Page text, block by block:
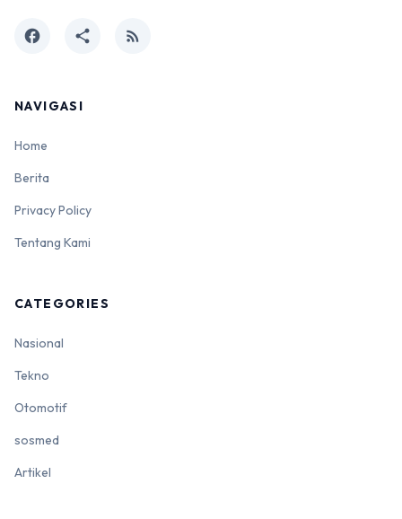
facebook share rss_feed
NAVIGASI
Home
Berita
Privacy Policy
Tentang Kami
CATEGORIES
Nasional
Tekno
Otomotif
sosmed
Artikel